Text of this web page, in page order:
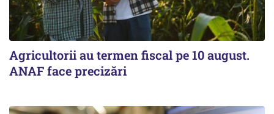
Agricultorii au termen fiscal pe 10 august.
ANAF face precizări